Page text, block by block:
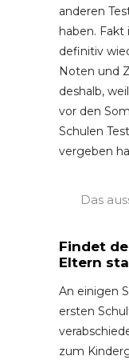
anderen
haben.
definitiv
Noten und
deshalb,
vor den
Schulen
vergeben
Das
Findet
Eltern
An einigen
ersten
zum